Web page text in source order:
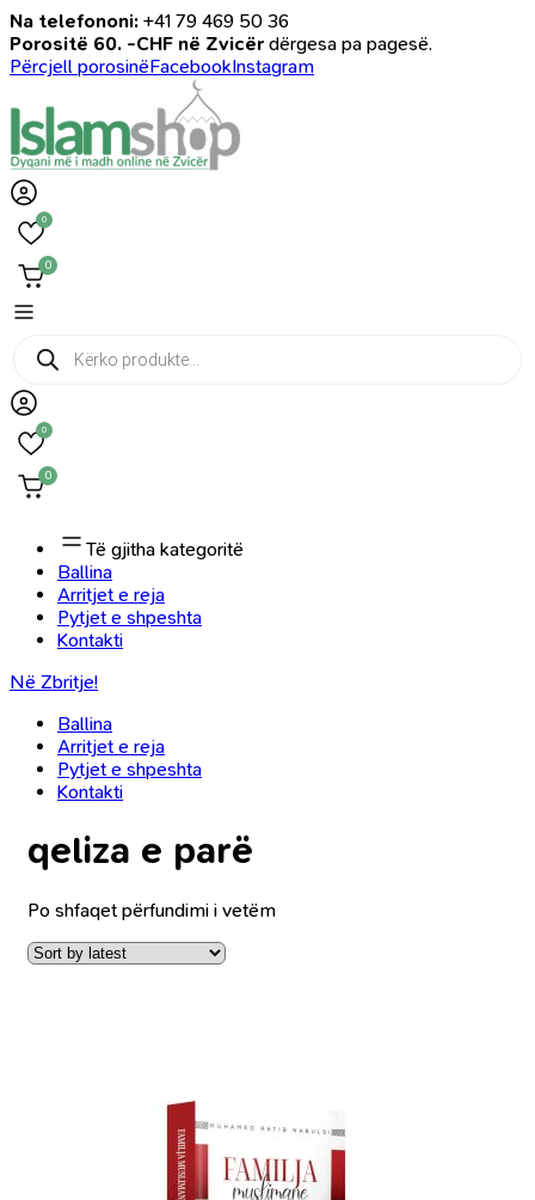
Na telefononi: +41 79 469 50 36
Porositë 60. -CHF në Zvicër dërgesa pa pagesë.
Përcjell porosinëFacebookInstagram
0
0
Products
search
0
0
Të gjitha kategoritë
Ballina
Arritjet e reja
Pytjet e shpeshta
Kontakti
Në Zbritje!
Ballina
Arritjet e reja
Pytjet e shpeshta
Kontakti
qeliza e parë
Po shfaqet përfundimi i vetëm